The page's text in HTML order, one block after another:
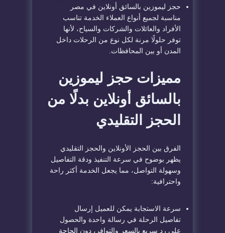
حجز ليموزين بالسائق أونلاين في مصر
مناسبة لجميع أنواع العملاء الخدمة تناسب
الأفراد والعائلات والشركات والسياح، لأنها
توفر حلولًا مرنة لكل نوع من الرحلات داخل
المدن أو بين المحافظات.
مميزات حجز ليموزين
بالسائق أونلاين بدلًا من
الحجز التقليدي
الفرق بين الحجز الأونلاين والحجز التقليدي
يظهر بوضوح في سرعة التنفيذ ودقة التفاصيل
وسهولة التواصل، مما يجعل الخدمة أكثر راحة
واحترافية:
سرعة الاستجابة يمكن للعميل إرسال
تفاصيل الرحلة في رسالة واحدة والحصول
على رد سريع بالسعر والتوافر، دون الحاجة